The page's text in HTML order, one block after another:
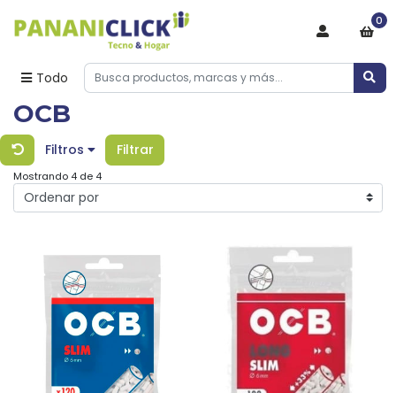
Todo
0
OCB
Filtros Filtrar
Mostrando 4 de 4